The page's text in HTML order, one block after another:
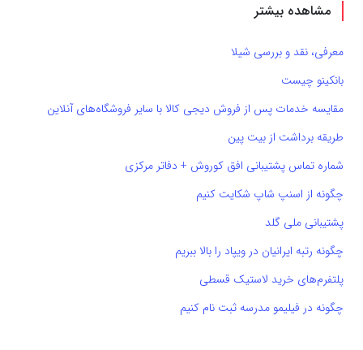
مشاهده بیشتر
معرفی، نقد و بررسی شیلا
بانکینو چیست
مقایسه خدمات پس از فروش دیجی کالا با سایر فروشگاه‌های آنلاین
طریقه برداشت از بیت پین
شماره تماس پشتیبانی افق کوروش + دفاتر مرکزی
چگونه از اسنپ شاپ شکایت کنیم
پشتیبانی ملی گلد
چگونه رتبه ایرانیان در ویپاد را بالا ببریم
پلتفرم‌های خرید لاستیک قسطی
چگونه در فیلیمو مدرسه ثبت نام کنیم